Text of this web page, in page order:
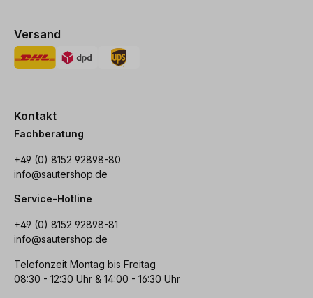
Versand
Kontakt
Fachberatung
+49 (0) 8152 92898-80
info@sautershop.de
Service-Hotline
+49 (0) 8152 92898-81
info@sautershop.de
Telefonzeit Montag bis Freitag
08:30 - 12:30 Uhr & 14:00 - 16:30 Uhr